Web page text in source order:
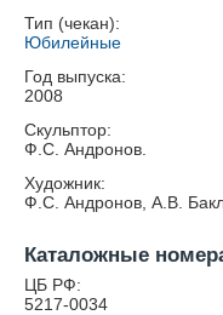
Тип (чекан):
Юбилейные
Год выпуска:
2008
Скульптор:
Ф.С. Андронов.
Художник:
Ф.С. Андронов, А.В.
Каталожные
ЦБ РФ:
5217-0034